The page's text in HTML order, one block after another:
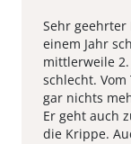
Sehr
einem Jahr
mittlerweile
schlecht.
gar nichts
Er geht auch
die Krippe.